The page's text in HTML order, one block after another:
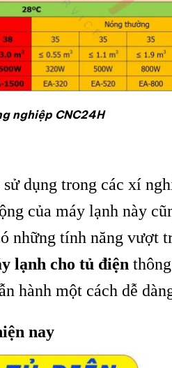
nghiệp CNC24H
dụng trong các xí
của máy lạnh này
những tính năng vượt
lạnh cho tủ điện
hành một cách dễ
nay